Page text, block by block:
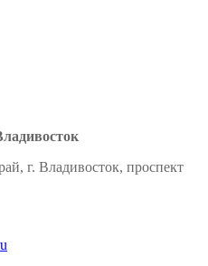
г. Владивосток, проспект